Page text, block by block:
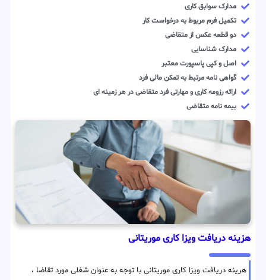
مدارک سوابق کاری
تکمیل فرم مربوط به درخواست کار
دو قطعه عکس از متقاضی
مدارک شناسایی
اصل و کپی پاسپورت معتبر
گواهی نامه مرتبط به تمکن مالی فرد
ارائه رزومه کاری و مهارتی فرد متقاضی در هر زمینه ای
بیمه نامه متقاضی
هزینه دریافت ویزا کاری موریتانی
هرینه دریافت ویزا کاری موریتانی با توجه به عنوان شغلی مورد تقاضا ،